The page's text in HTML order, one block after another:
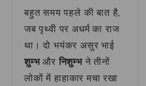
बहुत समय पहले की बात है,
जब पृथ्वी पर अधर्म का राज
था। दो भयंकर असुर भाई
शुम्भऔर निशुम्भने तीनों
लोकों में हाहाकार मचा रखा